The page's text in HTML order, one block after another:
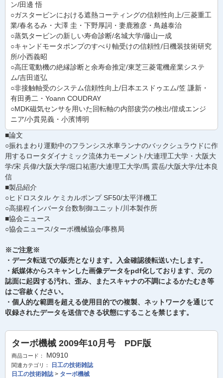
ン/田邊 悟
○ガスタービンにおける遮熱コーティングの信頼性向上/三菱重工
業/春名るみ・大澤 圭・下野厚詞・妻鹿雅彦・鳥越泰治
○蒸気タービンの新しい寿命診断/名城大学/藤山一成
○キャンドモータポンプのすべり軸受けの信頼性/日機装技術研究
所/小西義昭
○高圧電動機の絶縁診断と余寿命推定/東芝三菱電機産業システ
ム/吉田道弘
○非接触軸受のシステム信頼性向上/日本エスドゥエム/笠 謙新・
有田勇二・Yoann COUDRAY
○MDK磁気センサを用いた回転軸の内部疲労の検出/偕成エンジ
ニア/小貫晃義・小濱博明
■論文
○振れまわり運動中のフランシス水車ランナのバックシュラウドに作
用するロータダイナミック流体力モーメント/大連理工大学・大阪大
学/宋 兵偉/大阪大学/堀口祐憲/大連理工大学/馬 震岳/大阪大学/辻本良
信
■製品紹介
○ヒドロスタル ケミカルポンプ SF50/太平洋機工
○高揚程インバータ台数制御ユニット/川本製作所
■協会ニュース
○協会ニュース/ターボ機械協会/事務局
※ご注意※
・データ転送での販売となります。入金確認後転送いたします。
・紙媒体からスキャンした画像データをpdf化しております、元の
誌面に起因する汚れ、歪み、またスキャナの不調によるかたむき等
はご容赦ください。
・個人的な範囲を超える使用目的での複製、ネットワークを通じて
収録されたデータを送信できる状態にすることを禁じます。
ターボ機械 2009年10月号 PDF版
商品コード： M0910
関連カテゴリ：
日工の技術雑誌
日工の技術雑誌> ターボ機械